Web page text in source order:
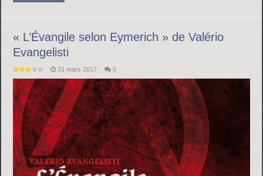
« L’Évangile selon Eymerich » de Valério
Evangelisti
31 mars 2017 0